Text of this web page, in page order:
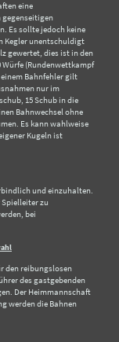
eine
gegenseitigen
Es sollte jedoch keine
Kegler unentschuldigt
gewertet, dies ist in den
Würfe (Rundenwettkampf
Bahnfehler gilt
nur im
15 Schub in die
Bahnwechsel ohne
Es kann wahlweise
Kugeln ist
und einzuhalten.
zu
bei
den reibungslosen
des gastgebenden
Der Heimmannschaft
werden die Bahnen